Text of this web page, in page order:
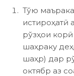
Тўю
истироҳатӣ
рўзҳои корӣ
шаҳраку
шаҳр) дар
октябр аз